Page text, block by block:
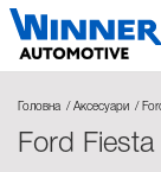
Головна Аксесуари
Ford Fiesta